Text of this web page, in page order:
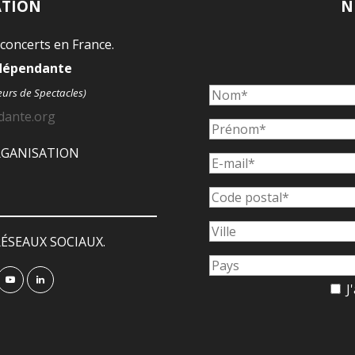
en France.
de Spectacles)
SOCIAUX.